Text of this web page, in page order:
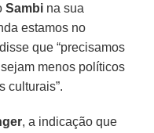
Sambi na sua
estamos no
que “precisamos
menos políticos
culturais”.
, a indicação que